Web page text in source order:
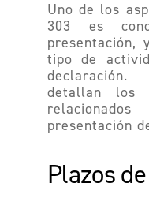
Uno de los
303 es
presentación,
tipo de
detallan los
presentación
Plazos